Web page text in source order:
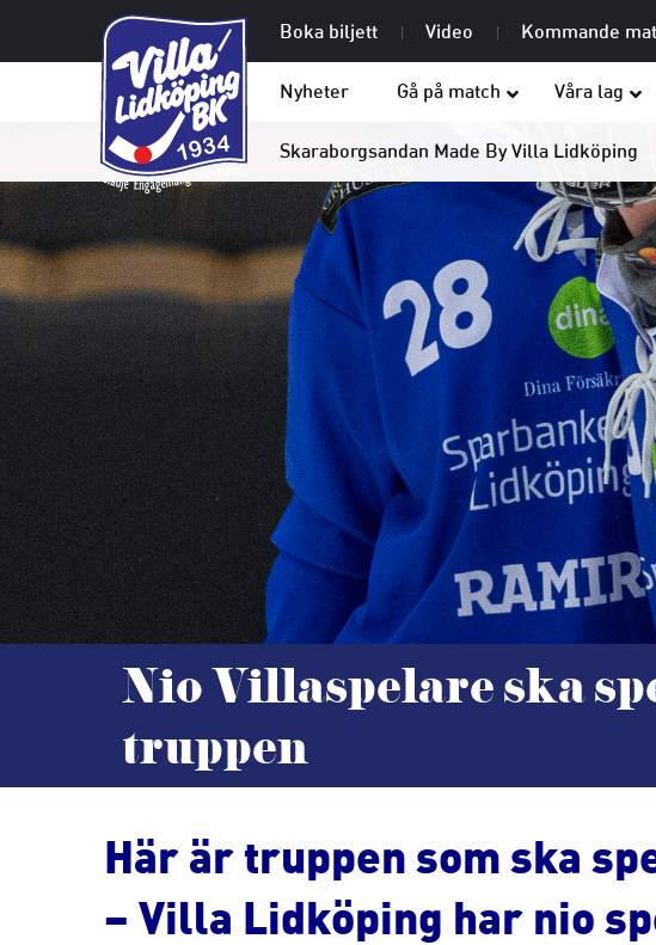
Boka biljett Video Kommande
Nyheter Gå på match Våra lag
Skaraborgsandan Made By Villa Lidköping
Nio Villaspelare ska
truppen
Här är truppen som ska
– Villa Lidköping har nio